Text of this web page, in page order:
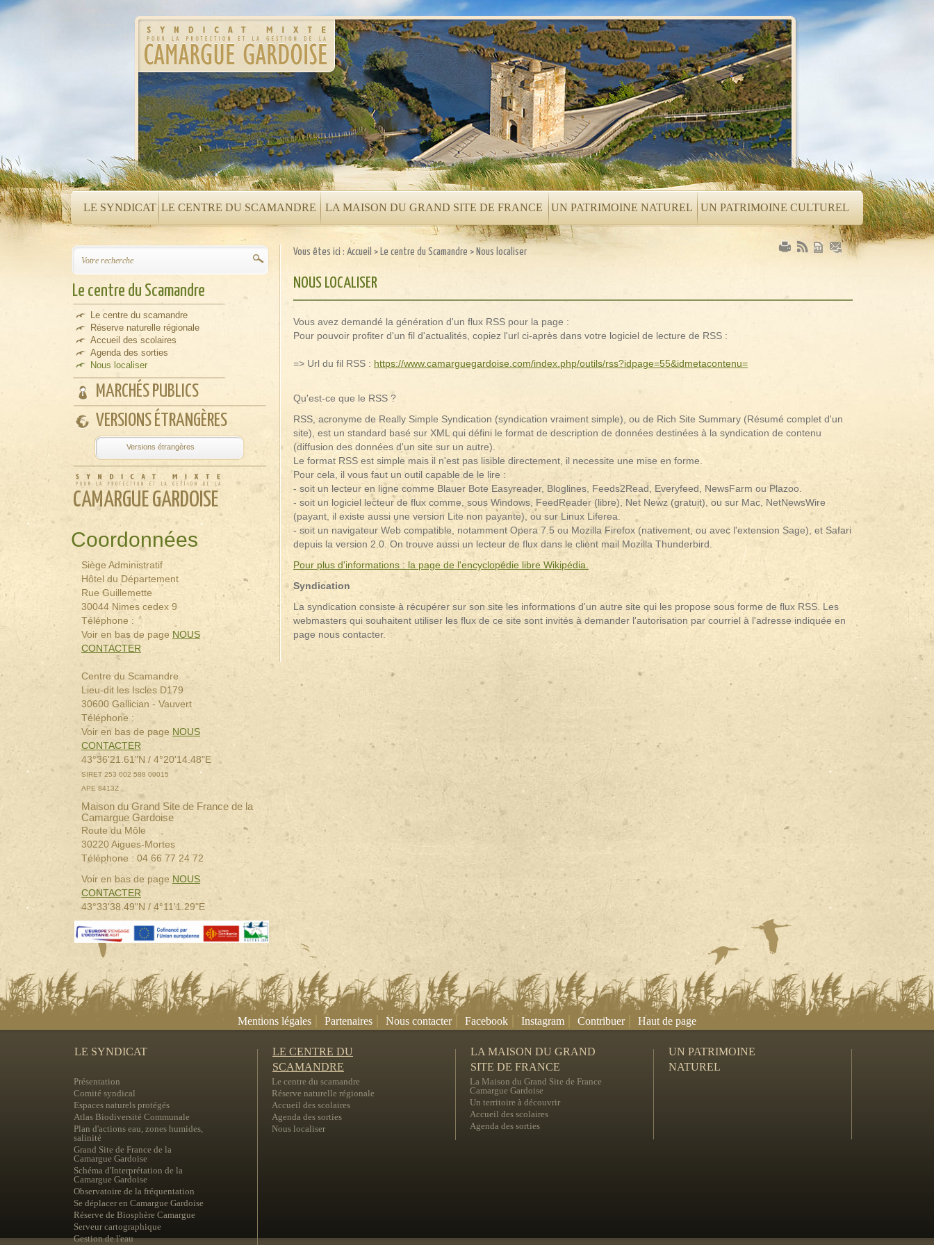
LE SYNDICAT LE CENTRE DU SCAMANDRE LA MAISON DU GRAND SITE DE FRANCE UN PATRIMOINE NATUREL UN PATRIMOINE CULTUREL
Le centre du Scamandre
Le centre du scamandre
Réserve naturelle régionale
Accueil des scolaires
Agenda des sorties
Nous localiser
MARCHÉS PUBLICS
VERSIONS ÉTRANGÈRES
Powered by Translate
CAMARGUE GARDOISE
Coordonnées
Siège Administratif
Hôtel du Département
Rue Guillemette
30044 Nimes cedex 9
Téléphone :
Voir en bas de page NOUS
CONTACTER
Centre du Scamandre
Lieu-dit les Iscles D179
30600 Gallician - Vauvert
Téléphone :
Voir en bas de page NOUS
CONTACTER
43°36'21.61"N / 4°20'14.48"E
SIRET 253 002 588 00015
APE 8413Z
Maison du Grand Site de France de la
Camargue Gardoise
Route du Môle
30220 Aigues-Mortes
Téléphone : 04 66 77 24 72
Voir en bas de page NOUS
CONTACTER
43°33'38.49"N / 4°11'1.29"E
Vous êtes ici : Accueil > Le centre du Scamandre > Nous localiser
NOUS LOCALISER
Vous avez demandé la génération d'un flux RSS pour la page :
Pour pouvoir profiter d'un fil d'actualités, copiez l'url ci-après dans votre logiciel de lecture de RSS :
=> Url du fil RSS : https://www.camarguegardoise.com/index.php/outils/rss?idpage=55&idmetacontenu=
Qu'est-ce que le RSS ?
RSS, acronyme de Really Simple Syndication (syndication vraiment simple), ou de Rich Site Summary (Résumé complet d'un
site), est un standard basé sur XML qui défini le format de description de données destinées à la syndication de contenu
(diffusion des données d'un site sur un autre).
Le format RSS est simple mais il n'est pas lisible directement, il necessite une mise en forme.
Pour cela, il vous faut un outil capable de le lire :
- soit un lecteur en ligne comme Blauer Bote Easyreader, Bloglines, Feeds2Read, Everyfeed, NewsFarm ou Plazoo.
- soit un logiciel lecteur de flux comme, sous Windows, FeedReader (libre), Net Newz (gratuit), ou sur Mac, NetNewsWire
(payant, il existe aussi une version Lite non payante), ou sur Linux Liferea.
- soit un navigateur Web compatible, notamment Opera 7.5 ou Mozilla Firefox (nativement, ou avec l'extension Sage), et Safari
depuis la version 2.0. On trouve aussi un lecteur de flux dans le client mail Mozilla Thunderbird.
Pour plus d'informations : la page de l'encyclopédie libre Wikipédia.
Syndication
La syndication consiste à récupérer sur son site les informations d'un autre site qui les propose sous forme de flux RSS. Les
webmasters qui souhaitent utiliser les flux de ce site sont invités à demander l'autorisation par courriel à l'adresse indiquée en
page nous contacter.
Mentions légales Partenaires Nous contacter| Facebook |Instagram Contribuer| Haut de page
LE SYNDICAT
Présentation
Comité syndical
Espaces naturels protégés
Atlas Biodiversité Communale
Plan d'actions eau, zones humides,
salinité
Grand Site de France de la
Camargue Gardoise
Schéma d'Interprétation de la
Camargue Gardoise
Observatoire de la fréquentation
Se déplacer en Camargue Gardoise
Réserve de Biosphère Camargue
Serveur cartographique
Gestion de l'eau
LE CENTRE DU
SCAMANDRE
Le centre du scamandre
Réserve naturelle régionale
Accueil des scolaires
Agenda des sorties
Nous localiser
LA MAISON DU GRAND
SITE DE FRANCE
La Maison du Grand Site de France
Camargue Gardoise
Un territoire à découvrir
Accueil des scolaires
Agenda des sorties
UN PATRIMOINE
NATUREL